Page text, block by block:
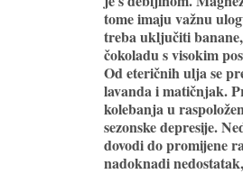
tome imaju važnu
treba uključiti
čokoladu s visokim
Od eteričnih ulja se
lavanda i matičnjak.
kolebanja u
sezonske depresije.
dovodi do promijene
nadoknadi